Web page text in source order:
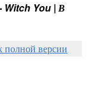
Witch You | В
полной версии